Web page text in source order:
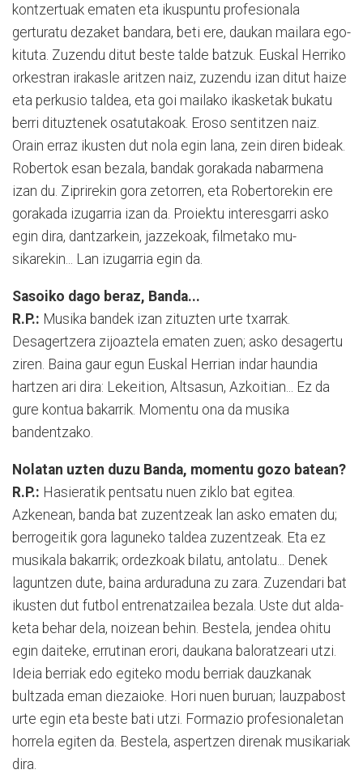
kon­tzer­tuak ematen eta ikus­pun­tu profe­sio­na­la
gerturatu dezaket bandara, beti ere, daukan mailara ego­
ki­tuta. Zu­zen­du ditut beste talde batzuk. Eus­kal He­rriko
orkestran irakasle aritzen naiz, zu­zendu izan ditut haize
eta perkusio taldea, eta goi mailako ikas­ke­tak bukatu
berri dituztenek osatutakoak. Eroso sen­titzen naiz.
Orain erraz ikusten dut nola egin lana, zein diren bideak.
Robertok esan bezala, bandak gorakada nabar­me­na
izan du. Ziprirekin gora zetorren, eta Rober­torekin ere
gorakada izugarria izan da. Proiektu interesgarri asko
egin dira, dantzarkein, jazzekoak, filmetako mu­
sikarekin... Lan izugarria egin da.
Sasoiko dago beraz, Banda...
R.P.: Musika bandek izan zituzten urte txarrak.
Desagertzera zijoaztela ematen zuen; asko desagertu
ziren. Baina gaur egun Euskal Herrian indar haundia
hartzen ari dira: Lekeition, Altsasun, Azkoitian... Ez da
gure kontua bakarrik. Momentu ona da musika
bandentzako.
Nolatan uzten duzu Banda, momentu gozo batean?
R.P.: Hasieratik pentsatu nuen ziklo bat egitea.
Azkenean, banda bat zuzentzeak lan asko ematen du;
berrogeitik gora la­guneko taldea zuzentzeak. Eta ez
mu­si­ka­la bakarrik; ordezkoak bilatu, anto­la­tu... Denek
laguntzen dute, baina ardu­ra­duna zu zara. Zuzendari bat
ikusten dut futbol entrenatzailea bezala. Uste dut al­da­
keta behar dela, noizean behin. Beste­la, jendea ohitu
egin daiteke, errutinan erori, daukana baloratzeari utzi.
Ideia be­rriak edo egiteko modu berriak dauz­ka­nak
bultzada eman diezaioke. Hori nuen buruan; lauzpabost
urte egin eta beste bati utzi. Formazio profesionaletan
ho­rrela egiten da. Bestela, aspertzen dire­nak musikariak
dira.